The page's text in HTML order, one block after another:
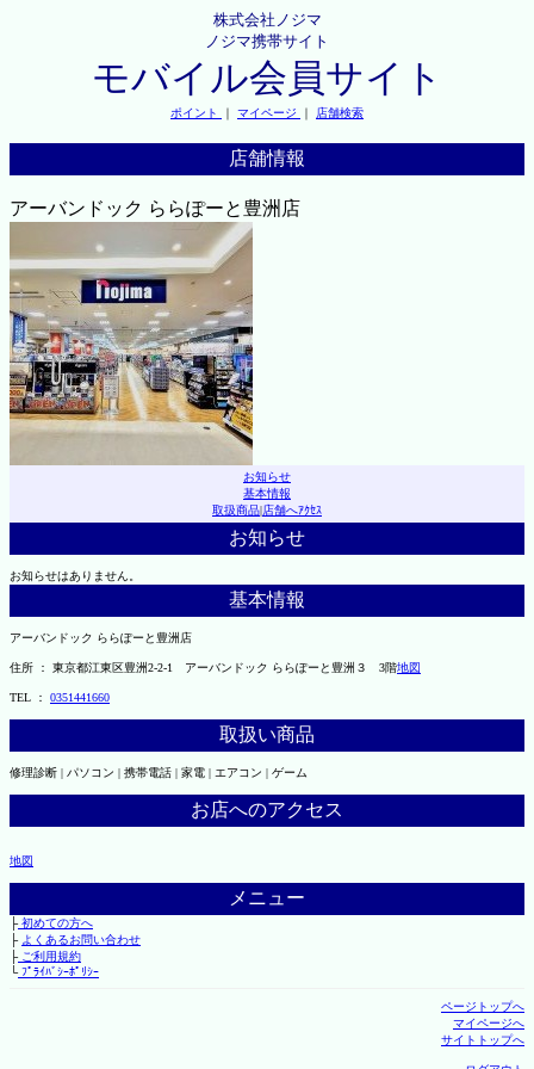
株式会社ノジマ
ノジマ携帯サイト
モバイル会員サイト
ポイント ｜ マイページ ｜ 店舗検索
店舗情報
アーバンドック ららぽーと豊洲店
お知らせ
基本情報
取扱商品|店舗へｱｸｾｽ
お知らせ
お知らせはありません。
基本情報
アーバンドック ららぽーと豊洲店
住所 ： 東京都江東区豊洲2-2-1 アーバンドック ららぽーと豊洲３ 3階地図
TEL ： 0351441660
取扱い商品
修理診断 | パソコン | 携帯電話 | 家電 | エアコン | ゲーム
お店へのアクセス
地図
メニュー
├初めての方へ
├ よくあるお問い合わせ
├ご利用規約
└ﾌﾟﾗｲﾊﾞｼｰﾎﾟﾘｼｰ
ページトップへ
マイページへ
サイトトップへ